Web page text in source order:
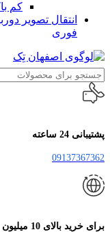
کم
انتقال تصویر
فوری
پشتیبانی 24 ساعته
09137367362
برای خرید بالای 10 میلیون